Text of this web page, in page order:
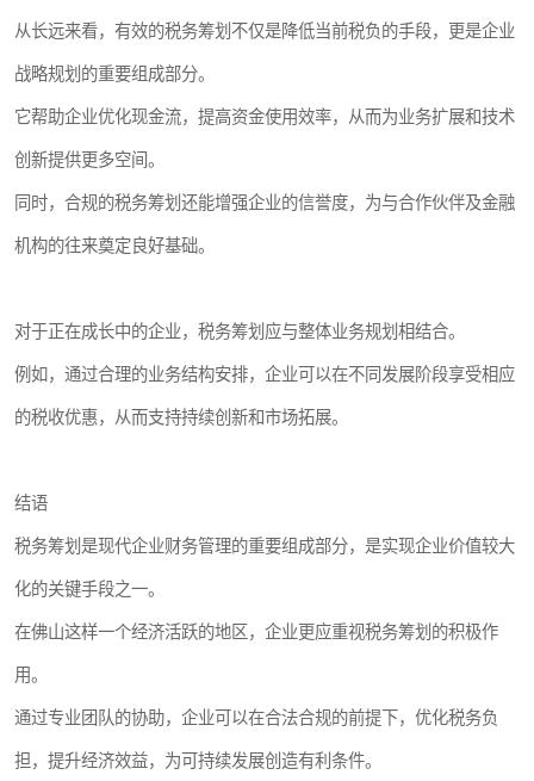
从长远来看，有效的税务筹划不仅是降低当前税负的手段，更是企业
战略规划的重要组成部分。
它帮助企业优化现金流，提高资金使用效率，从而为业务扩展和技术
创新提供更多空间。
同时，合规的税务筹划还能增强企业的信誉度，为与合作伙伴及金融
机构的往来奠定良好基础。
对于正在成长中的企业，税务筹划应与整体业务规划相结合。
例如，通过合理的业务结构安排，企业可以在不同发展阶段享受相应
的税收优惠，从而支持持续创新和市场拓展。
结语
税务筹划是现代企业财务管理的重要组成部分，是实现企业价值较大
化的关键手段之一。
在佛山这样一个经济活跃的地区，企业更应重视税务筹划的积极作
用。
通过专业团队的协助，企业可以在合法合规的前提下，优化税务负
担，提升经济效益，为可持续发展创造有利条件。